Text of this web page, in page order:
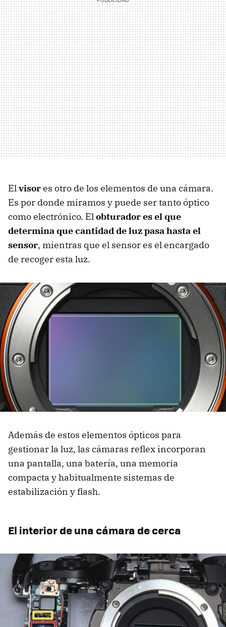
Elvisores otro de los elementos de una cámara.
Es por donde miramos y puede ser tanto óptico
como electrónico. Elobturador es el que
determina que cantidad de luz pasa hasta el
sensor, mientras que el sensor es el encargado
de recoger esta luz.
Además de estos elementos ópticos para
gestionar la luz, las cámaras reflex incorporan
una pantalla, una batería, una memoria
compacta y habitualmente sistemas de
estabilización y flash.
El interior de una cámara de cerca